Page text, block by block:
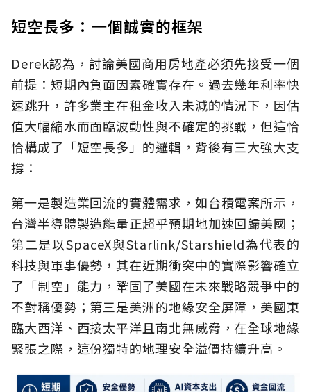
短空長多：一個誠實的框架
Derek認為，討論美國商用房地產必須先接受一個
前提：短期內負面因素確實存在。過去幾年利率快
速跳升，許多業主在租金收入未減的情況下，因估
值大幅縮水而面臨波動性與不確定的挑戰，但這恰
恰構成了「短空長多」的邏輯，背後有三大強大支
撐：
第一是製造業回流的實體需求，如台積電案所示，
台灣半導體製造能量正超乎預期地加速回歸美國；
第二是以SpaceX與Starlink/Starshield為代表的
科技與軍事優勢，其在近期衝突中的實際影響確立
了「制空」能力，鞏固了美國在未來戰略競爭中的
不對稱優勢；第三是美洲的地緣安全屏障，美國東
臨大西洋、西接太平洋且南北無威脅，在全球地緣
緊張之際，這份獨特的地理安全溢價持續升高。